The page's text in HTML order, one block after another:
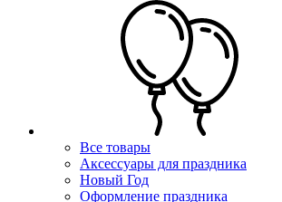
Все товары
Аксессуары для праздника
Новый Год
Оформление праздника